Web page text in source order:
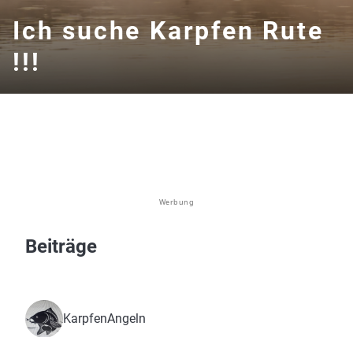
Ich suche Karpfen Rute
!!!
Werbung
Beiträge
KarpfenAngeln